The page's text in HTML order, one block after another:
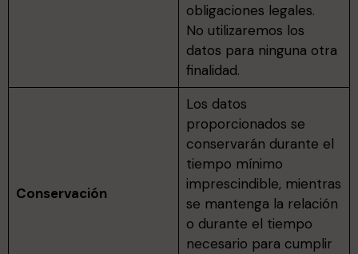
obligaciones legales.
No utilizaremos los
datos para ninguna otra
finalidad.
Conservación
Los datos
proporcionados se
conservarán durante el
tiempo mínimo
imprescindible, mientras
se mantenga la relación
o durante el tiempo
necesario para cumplir